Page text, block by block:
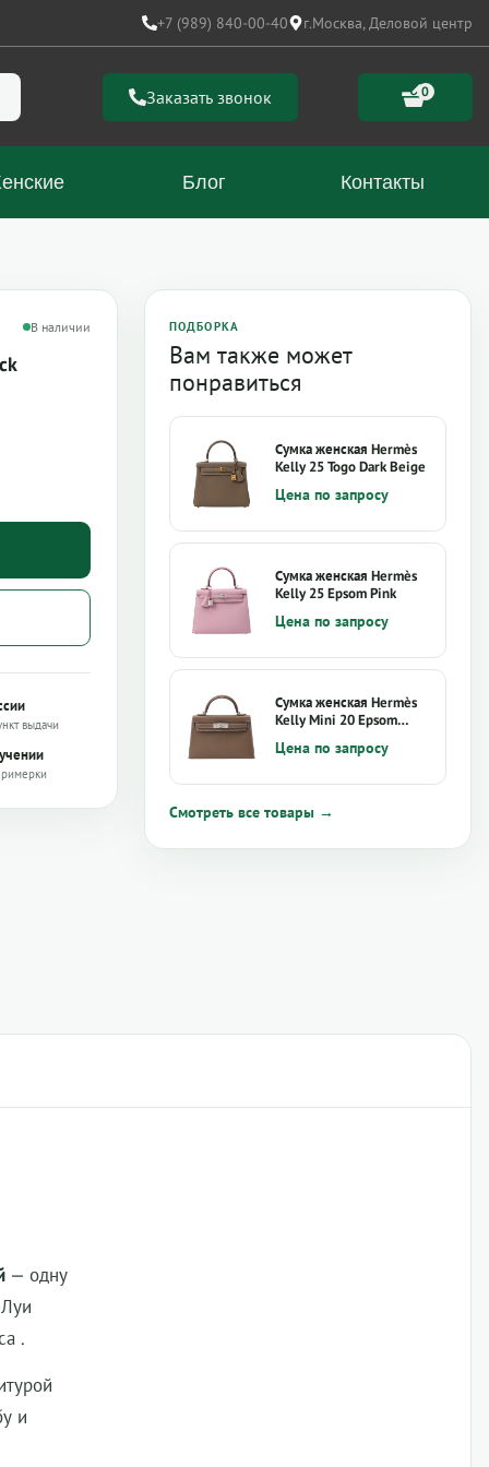
+7 (989) 840-00-40 г.Москва, Деловой центр
Заказать звонок 0
Блог Контакты
В наличии
выдачи
ПОДБОРКА
Вам также может
понравиться
Сумка женская Hermès
Kelly 25 Togo Dark Beige
Цена по запросу
Сумка женская Hermès
Kelly 25 Epsom Pink
Цена по запросу
Сумка женская Hermès
Kelly Mini 20 Epsom
Цена по запросу
Смотреть все товары →
— одну
.
и